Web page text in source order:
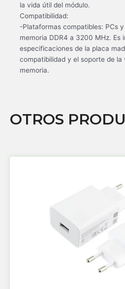
la vida útil del módulo.
Compatibilidad:
-Plataformas compatibles: PCs
memoria DDR4 a 3200 MHz.
especificaciones de la placa
compatibilidad y el soporte de la
memoria.
OTROS